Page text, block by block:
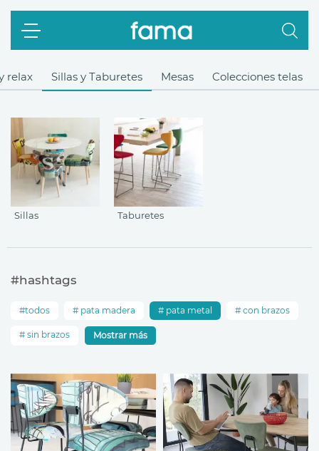
relax Sillas y Taburetes
Sillas Taburetes
Mesas Colecciones telas
#hashtags
todos pata madera pata metal con brazos
sin brazos Mostrar más